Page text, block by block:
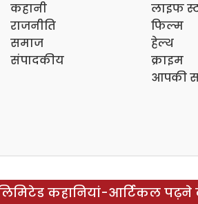
कहानी
राजनीति
समाज
संपादकीय
लाइफ
फिल्म
हेल्थ
क्राइम
आपकी
कहानियां-आर्टिकल पढ़ने